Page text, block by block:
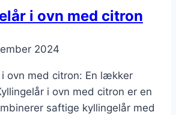
svampei ovn med citron
2024
i ovn med citron: En lækker
i ovn med citron er en
saftige kyllingelår med